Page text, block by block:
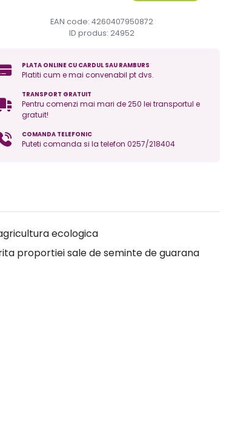
EAN code: 4260407950872
ID produs: 24952
PLATA ONLINE CU CARDUL SAU RAMBURS
Platiti cum e mai convenabil pt dvs.
TRANSPORT GRATUIT
Pentru comenzi mai mari de 250 lei transportul e
gratuit!
COMANDA TELEFONIC
Puteti comanda si la telefon 0257/218404
ecologica
proportiei sale de seminte de guarana